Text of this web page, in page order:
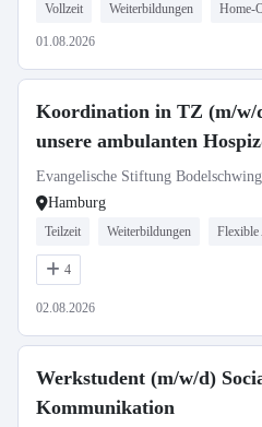
Vollzeit Weiterbildungen Home-
01.08.2026
Koordination in TZ (m/
unsere ambulanten
Evangelische Stiftung
Hamburg
Teilzeit Weiterbildungen Flexible
4
02.08.2026
Werkstudent (m/w/d)
Kommunikation